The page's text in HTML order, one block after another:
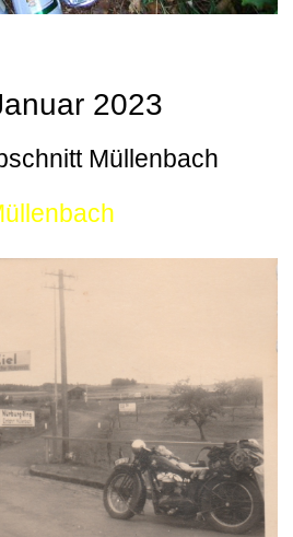
2023
Müllenbach